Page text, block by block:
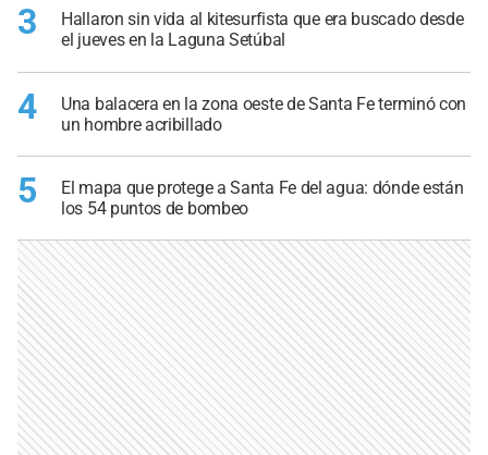
3
Hallaron sin vida al kitesurfista que era buscado desde
el jueves en la Laguna Setúbal
4
Una balacera en la zona oeste de Santa Fe terminó con
un hombre acribillado
5
El mapa que protege a Santa Fe del agua: dónde están
los 54 puntos de bombeo